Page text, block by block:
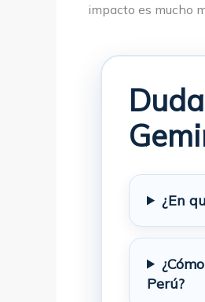
impacto es mucho
¿En
Perú?